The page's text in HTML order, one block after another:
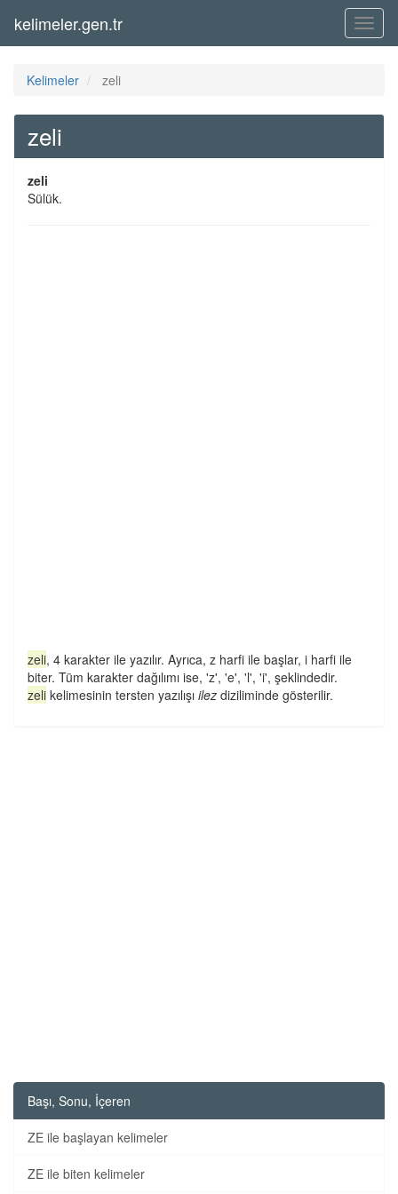
Menü
kelimeler.gen.tr
Kelimeler zeli
zeli
zeli
Sülük.
zeli, 4 karakter ile yazılır. Ayrıca, z harfi ile başlar, i harfi ile
biter. Tüm karakter dağılımı ise, 'z', 'e', 'l', 'i', şeklindedir.
zeli kelimesinin tersten yazılışı ilez diziliminde gösterilir.
Başı, Sonu, İçeren
ZE ile başlayan kelimeler
ZE ile biten kelimeler